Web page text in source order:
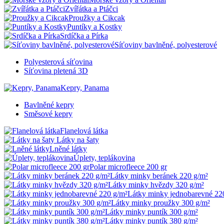
Zvířátka a Ptáčci
Proužky a Cikcak
Puntíky a Kostky
Srdíčka a Pírka
Síťoviny bavlněné, polyesterové
Polyesterová síťovina
Síťovina pletená 3D
Kepry, Panama
Bavlněné kepry
Směsové kepry
Flanelová látka
Látky na šaty
Lněné látky
Úplety, teplákovina
Polar microfleece 200 gr
Látky minky beránek 220 g/m²
Látky minky hvězdy 320 g/m²
Látky minky jednobarevné
Látky minky proužky 300 g/m²
Látky minky puntík 300 g/m²
Látky minky puntík 380 g/m²